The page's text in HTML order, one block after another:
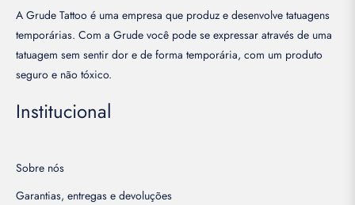
A Grude Tattoo é uma empresa que produz e desenvolve tatuagens
temporárias. Com a Grude você pode se expressar através de uma
tatuagem sem sentir dor e de forma temporária, com um produto
seguro e não tóxico.
Institucional
Sobre nós
Garantias, entregas e devoluções